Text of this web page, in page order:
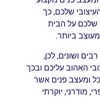
שלכם, כך
שלכם על הבית
ביותר.
ושונים, לכן,
האהוב עליכם ובכך
ומעצב פנים אשר
מודרני, יוקרתי